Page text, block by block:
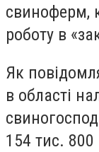
свиноферм,
роботу в
Як
в області
154 тис. 800